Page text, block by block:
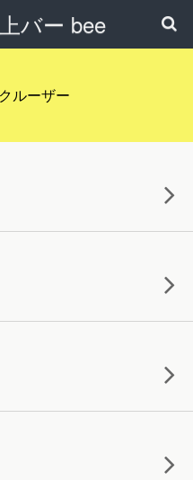
バー bee
ルーザー